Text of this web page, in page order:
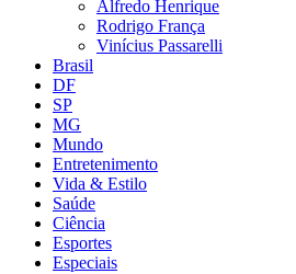
Alfredo Henrique
Rodrigo França
Vinícius Passarelli
Brasil
DF
SP
MG
Mundo
Entretenimento
Vida & Estilo
Saúde
Ciência
Esportes
Especiais